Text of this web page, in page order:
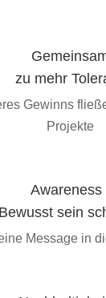
zu mehr
Gewinns
Projekte
Awareness
Bewusst sein
Message in